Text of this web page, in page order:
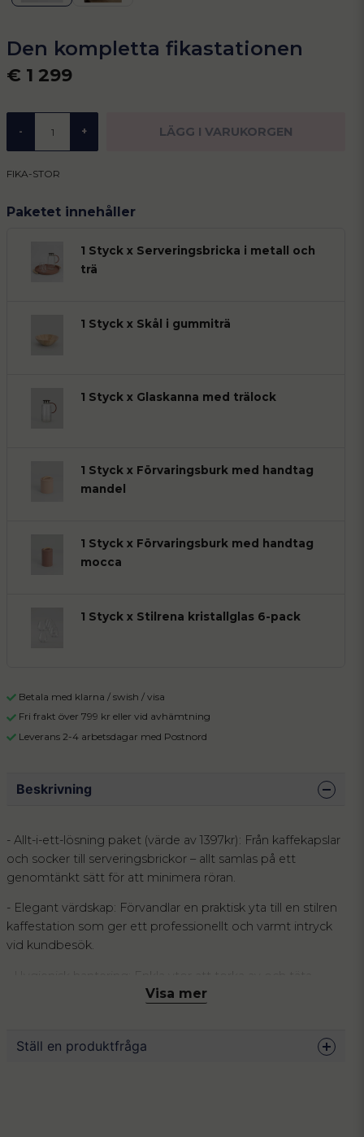
Den kompletta fikastationen
€ 1 299
- + LÄGG I VARUKORGEN
FIKA-STOR
Paketet innehåller
1 Styck x Serveringsbricka i metall och
trä
1 Styck x Skål i gummiträ
1 Styck x Glaskanna med trälock
1 Styck x Förvaringsburk med handtag
mandel
1 Styck x Förvaringsburk med handtag
mocca
1 Styck x Stilrena kristallglas 6-pack
Betala med klarna / swish / visa
Fri frakt över 799 kr eller vid avhämtning
Leverans 2-4 arbetsdagar med Postnord
Beskrivning
- Allt-i-ett-lösning paket (värde av 1397kr): Från kaffekapslar
och socker till serveringsbrickor – allt samlas på ett
genomtänkt sätt för att minimera röran.
- Elegant värdskap: Förvandlar en praktisk yta till en stilren
kaffestation som ger ett professionellt och varmt intryck
vid kundbesök.
burkar som håller kaffe, te och kakor fräscha betydligt
Fikarummet är kontorets hjärta, men öppna förpackningar,
Visa mer
Ställ en produktfråga